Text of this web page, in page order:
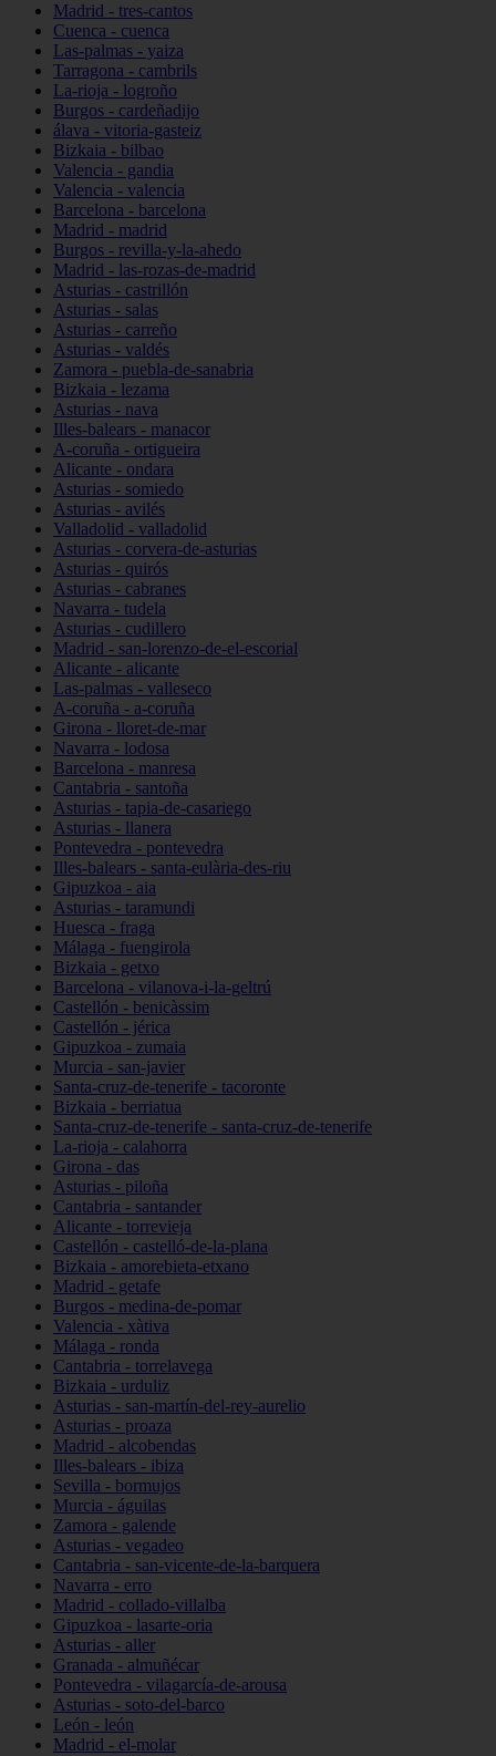
Madrid - tres-cantos
Cuenca - cuenca
Las-palmas - yaiza
Tarragona - cambrils
La-rioja - logroño
Burgos - cardeñadijo
álava - vitoria-gasteiz
Bizkaia - bilbao
Valencia - gandia
Valencia - valencia
Barcelona - barcelona
Madrid - madrid
Burgos - revilla-y-la-ahedo
Madrid - las-rozas-de-madrid
Asturias - castrillón
Asturias - salas
Asturias - carreño
Asturias - valdés
Zamora - puebla-de-sanabria
Bizkaia - lezama
Asturias - nava
Illes-balears - manacor
A-coruña - ortigueira
Alicante - ondara
Asturias - somiedo
Asturias - avilés
Valladolid - valladolid
Asturias - corvera-de-asturias
Asturias - quirós
Asturias - cabranes
Navarra - tudela
Asturias - cudillero
Madrid - san-lorenzo-de-el-escorial
Alicante - alicante
Las-palmas - valleseco
A-coruña - a-coruña
Girona - lloret-de-mar
Navarra - lodosa
Barcelona - manresa
Cantabria - santoña
Asturias - tapia-de-casariego
Asturias - llanera
Pontevedra - pontevedra
Illes-balears - santa-eulària-des-riu
Gipuzkoa - aia
Asturias - taramundi
Huesca - fraga
Málaga - fuengirola
Bizkaia - getxo
Barcelona - vilanova-i-la-geltrú
Castellón - benicàssim
Castellón - jérica
Gipuzkoa - zumaia
Murcia - san-javier
Santa-cruz-de-tenerife - tacoronte
Bizkaia - berriatua
Santa-cruz-de-tenerife - santa-cruz-de-tenerife
La-rioja - calahorra
Girona - das
Asturias - piloña
Cantabria - santander
Alicante - torrevieja
Castellón - castelló-de-la-plana
Bizkaia - amorebieta-etxano
Madrid - getafe
Burgos - medina-de-pomar
Valencia - xàtiva
Málaga - ronda
Cantabria - torrelavega
Bizkaia - urduliz
Asturias - san-martín-del-rey-aurelio
Asturias - proaza
Madrid - alcobendas
Illes-balears - ibiza
Sevilla - bormujos
Murcia - águilas
Zamora - galende
Asturias - vegadeo
Cantabria - san-vicente-de-la-barquera
Navarra - erro
Madrid - collado-villalba
Gipuzkoa - lasarte-oria
Asturias - aller
Granada - almuñécar
Pontevedra - vilagarcía-de-arousa
Asturias - soto-del-barco
León - león
Madrid - el-molar